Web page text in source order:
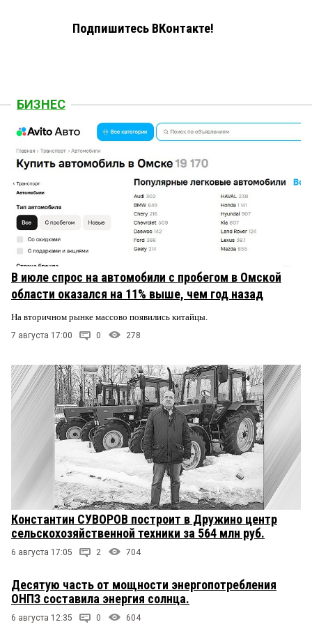
Подпишитесь ВКонтакте!
БИЗНЕС
В июле спрос на автомобили с пробегом в Омской
области оказался на 11% выше, чем год назад
На вторичном рынке массово появились китайцы.
7 августа 17:00 0 278
Константин СУВОРОВ построит в Дружино центр
сельскохозяйственной техники за 564 млн руб.
6 августа 17:05 2 704
Десятую часть от мощности энергопотребления
ОНПЗ составила энергия солнца.
6 августа 12:35 0 604